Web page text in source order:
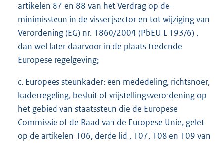
artikelen 87 en 88 van het Verdrag op de-
minimissteun in de visserijsector en tot wijziging van
Verordening (EG) nr. 1860/2004 (PbEU L 193/6) ,
dan wel later daarvoor in de plaats tredende
Europese regelgeving;
c. Europees steunkader: een mededeling, richtsnoer,
kaderregeling, besluit of vrijstellingsverordening op
het gebied van staatssteun die de Europese
Commissie of de Raad van de Europese Unie, gelet
op de artikelen 106, derde lid , 107, 108 en 109 van